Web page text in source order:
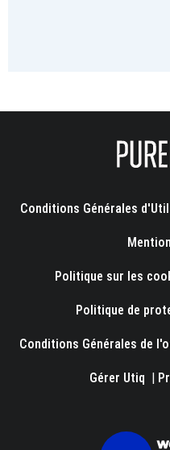
Conditions Générales
Politique sur les
Politique de
Conditions Générales de
Gérer Utiq |